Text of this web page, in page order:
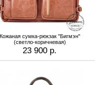
Кожаная сумка-рюкзак "Бигмэн"
(светло-коричневая)
23 900 р.